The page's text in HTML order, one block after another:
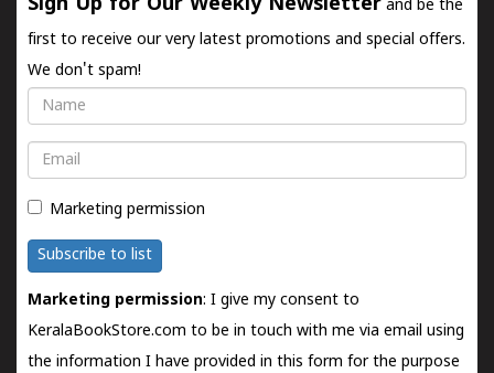
and be the
first to receive our very latest promotions and special offers.
We don't spam!
Name
Email
Marketing permission
Subscribe to list
Marketing permission: I give my consent to
KeralaBookStore.com to be in touch with me via email using
the information I have provided in this form for the purpose